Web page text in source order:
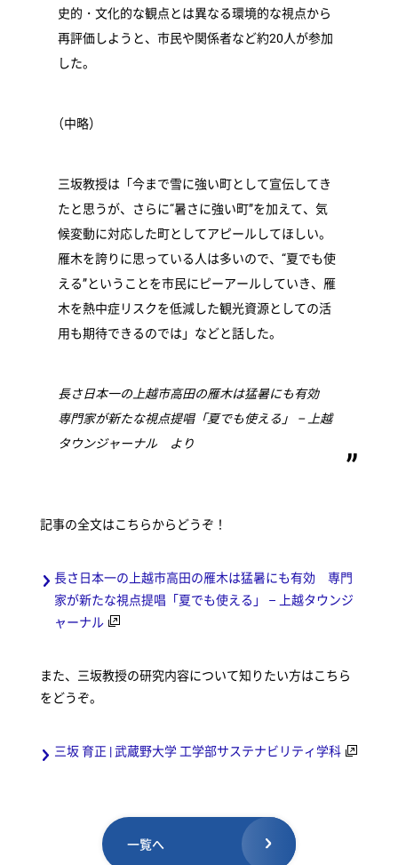
史的・文化的な観点とは異なる環境的な視点から
再評価しようと、市民や関係者など約20人が参加
した。
（中略）
三坂教授は「今まで雪に強い町として宣伝してき
たと思うが、さらに“暑さに強い町”を加えて、気
候変動に対応した町としてアピールしてほしい。
雁木を誇りに思っている人は多いので、“夏でも使
える”ということを市民にピーアールしていき、雁
木を熱中症リスクを低減した観光資源としての活
用も期待できるのでは」などと話した。
長さ日本一の上越市高田の雁木は猛暑にも有効
専門家が新たな視点提唱「夏でも使える」 – 上越
タウンジャーナル より
記事の全文はこちらからどうぞ！
長さ日本一の上越市高田の雁木は猛暑にも有効 専門
家が新たな視点提唱「夏でも使える」 – 上越タウンジ
ャーナル
また、三坂教授の研究内容について知りたい方はこちら
をどうぞ。
三坂 育正 | 武蔵野大学 工学部サステナビリティ学科
一覧へ